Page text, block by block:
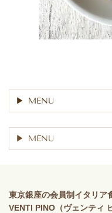
MENU
MENU
東京銀座の会員制イタリア
VENTI PINO（ヴェンティ